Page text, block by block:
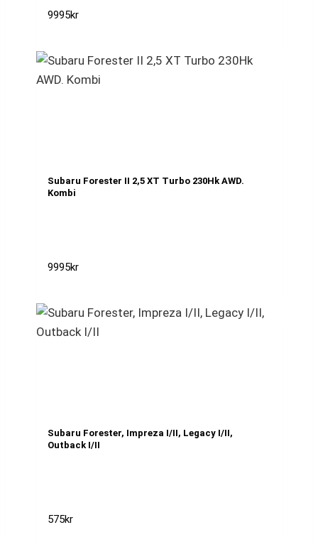
9995kr
Subaru Forester II 2,5 XT Turbo 230Hk AWD.
Kombi
9995kr
Subaru Forester, Impreza I/II, Legacy I/II,
Outback I/II
575kr